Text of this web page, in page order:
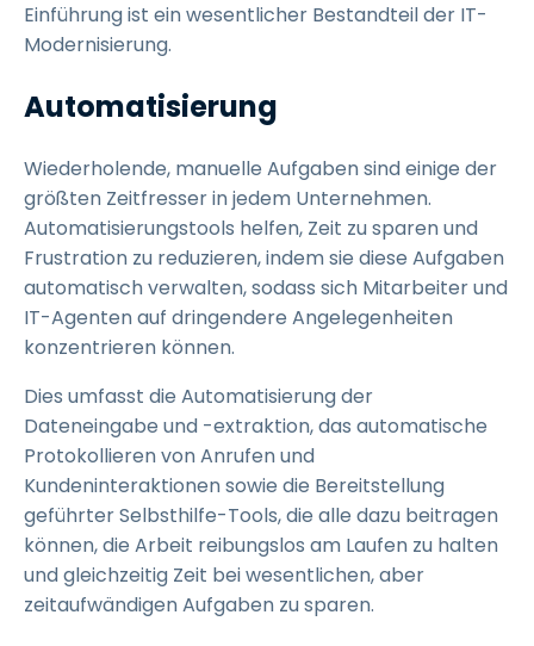
Einführung ist ein wesentlicher Bestandteil der IT-
Modernisierung.
Automatisierung
Wiederholende, manuelle Aufgaben sind einige der
größten Zeitfresser in jedem Unternehmen.
Automatisierungstools helfen, Zeit zu sparen und
Frustration zu reduzieren, indem sie diese Aufgaben
automatisch verwalten, sodass sich Mitarbeiter und
IT-Agenten auf dringendere Angelegenheiten
konzentrieren können.
Dies umfasst die Automatisierung der
Dateneingabe und -extraktion, das automatische
Protokollieren von Anrufen und
Kundeninteraktionen sowie die Bereitstellung
geführter Selbsthilfe-Tools, die alle dazu beitragen
können, die Arbeit reibungslos am Laufen zu halten
und gleichzeitig Zeit bei wesentlichen, aber
zeitaufwändigen Aufgaben zu sparen.